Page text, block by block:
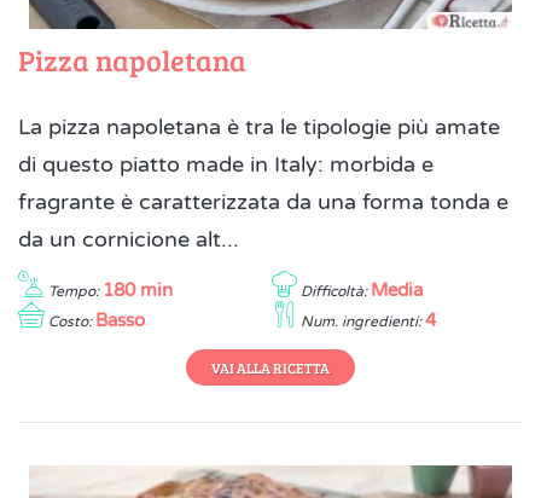
Pizza napoletana
La pizza napoletana è tra le tipologie più amate
di questo piatto made in Italy: morbida e
fragrante è caratterizzata da una forma tonda e
da un cornicione alt...
Tempo: 180 min Difficoltà: Media
Costo: Basso Num. ingredienti: 4
VAI ALLA RICETTA